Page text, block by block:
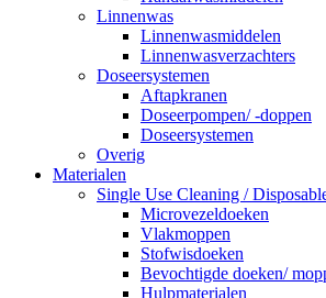
Linnenwas
Linnenwasmiddelen
Linnenwasverzachters
Doseersystemen
Aftapkranen
Doseerpompen/ -doppen
Doseersystemen
Overig
Materialen
Single Use Cleaning /
Microvezeldoeken
Vlakmoppen
Stofwisdoeken
Bevochtigde doeken/
Hulpmaterialen